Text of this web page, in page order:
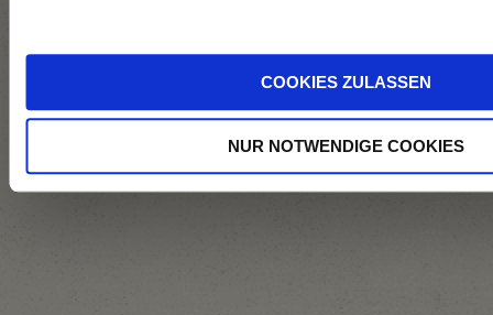
COOKIES ZULASSEN
NUR NOTWENDIGE COOKIES
Stahltankvinifikation,
durch Abkühlen